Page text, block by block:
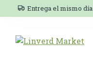
Entrega el mismo día